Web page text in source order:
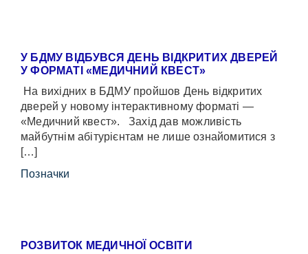
У БДМУ ВІДБУВСЯ ДЕНЬ ВІДКРИТИХ ДВЕРЕЙ
У ФОРМАТІ «МЕДИЧНИЙ КВЕСТ»
На вихідних в БДМУ пройшов День відкритих
дверей у новому інтерактивному форматі —
«Медичний квест». Захід дав можливість
майбутнім абітурієнтам не лише ознайомитися з
[…]
Позначки
РОЗВИТОК МЕДИЧНОЇ ОСВІТИ